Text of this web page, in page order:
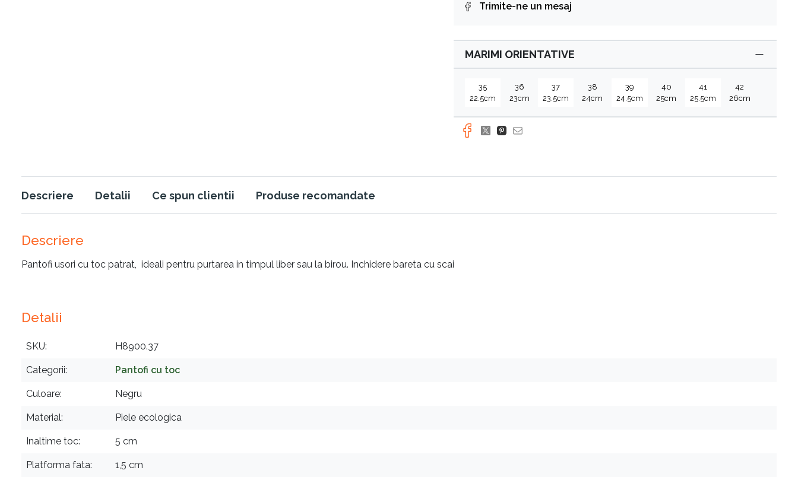
Trimite-ne un mesaj
MARIMI ORIENTATIVE
35
22.5cm
36
23cm
37
23.5cm
38
24cm
39
24.5cm
40
25cm
41
25.5cm
42
26cm
Descriere Detalii Ce spun clientii Produse recomandate
Descriere
Pantofi usori cu toc patrat, ideali pentru purtarea in timpul liber sau la birou. Inchidere bareta cu scai
Detalii
SKU H8900.37
Categorii Pantofi cu toc
Culoare Negru
Material Piele ecologica
Inaltime toc 5 cm
Platforma fata 1,5 cm